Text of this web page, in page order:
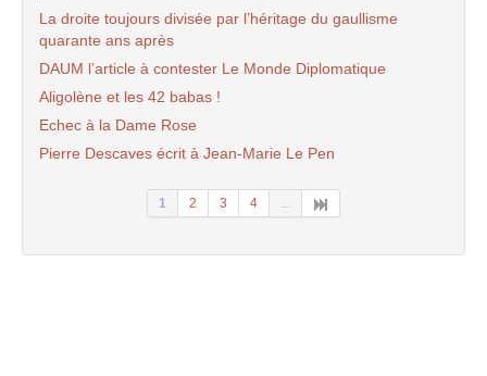
La droite toujours divisée par l’héritage du gaullisme
quarante ans après
DAUM l’article à contester Le Monde Diplomatique
Aligolène et les 42 babas !
Echec à la Dame Rose
Pierre Descaves écrit à Jean-Marie Le Pen
1 2 3 4